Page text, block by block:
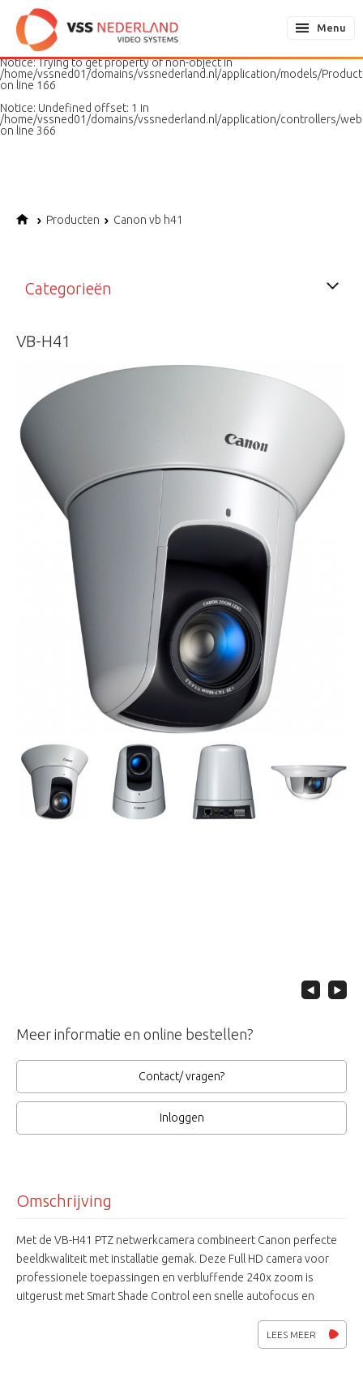
Notice: Undefined variable: page in
/home/vssned01/domains/vssnederland.nl/application/models/
on line
187
Notice: Trying to get property of non-object in
/home/vssned01/domains/vssnederland.nl/application/models/
on line 166
Notice: Undefined offset: 1 in
/home/vssned01/domains/vssnederland.nl/application/controllers/
on line 366
Menu
Producten Canon vb h41
Categorieën
VB-H41
Meer informatie en online bestellen?
Contact/ vragen?
Inloggen
Omschrijving
Met de VB-H41 PTZ netwerkcamera combineert Canon perfecte
beeldkwaliteit met installatie gemak. Deze Full HD camera voor
professionele toepassingen en verbluffende 240x zoom is
uitgerust met Smart Shade Control een snelle autofocus en
deze camera, zelfs in verslechterende lichtomstandigheden,
niets. Flexibele installatiemogelijkheden voor gebruik binnen en
LEES MEER